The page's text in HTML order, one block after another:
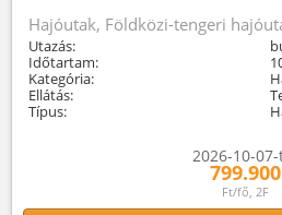
Hajóutak, Földközi-tengeri
Utazás:
Időtartam:
Kategória:
Ellátás:
Típus:
2026-10-
799.900
Ft/fő, 2F